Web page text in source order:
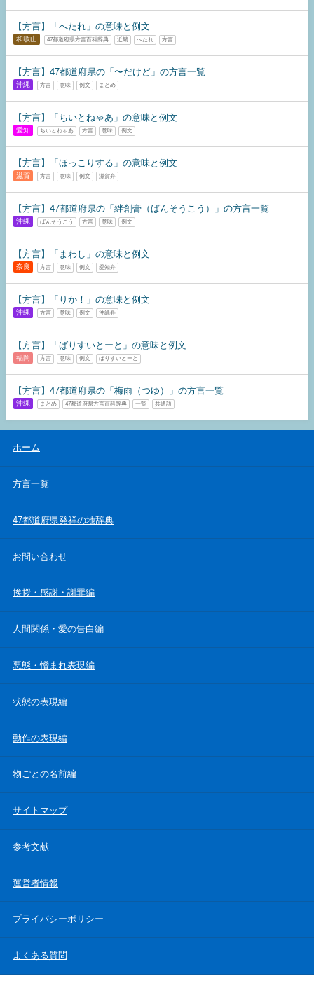
【方言】「へたれ」の意味と例文
和歌山 47都道府県方言百科辞典 近畿 へたれ 方言
【方言】47都道府県の「〜だけど」の方言一覧
沖縄 方言 意味 例文 まとめ
【方言】「ちいとねゃあ」の意味と例文
愛知 ちいとねゃあ 方言 意味 例文
【方言】「ほっこりする」の意味と例文
滋賀 方言 意味 例文 滋賀弁
【方言】47都道府県の「絆創膏（ばんそうこう）」の方言一覧
沖縄 ばんそうこう 方言 意味 例文
【方言】「まわし」の意味と例文
奈良 方言 意味 例文 愛知弁
【方言】「りか！」の意味と例文
沖縄 方言 意味 例文 沖縄弁
【方言】「ばりすいとーと」の意味と例文
福岡 方言 意味 例文 ばりすいとーと
【方言】47都道府県の「梅雨（つゆ）」の方言一覧
沖縄 まとめ 47都道府県方言百科辞典 一覧 共通語
ホーム
方言一覧
47都道府県発祥の地辞典
お問い合わせ
挨拶・感謝・謝罪編
人間関係・愛の告白編
悪態・憎まれ表現編
状態の表現編
動作の表現編
物ごとの名前編
サイトマップ
参考文献
運営者情報
プライバシーポリシー
よくある質問